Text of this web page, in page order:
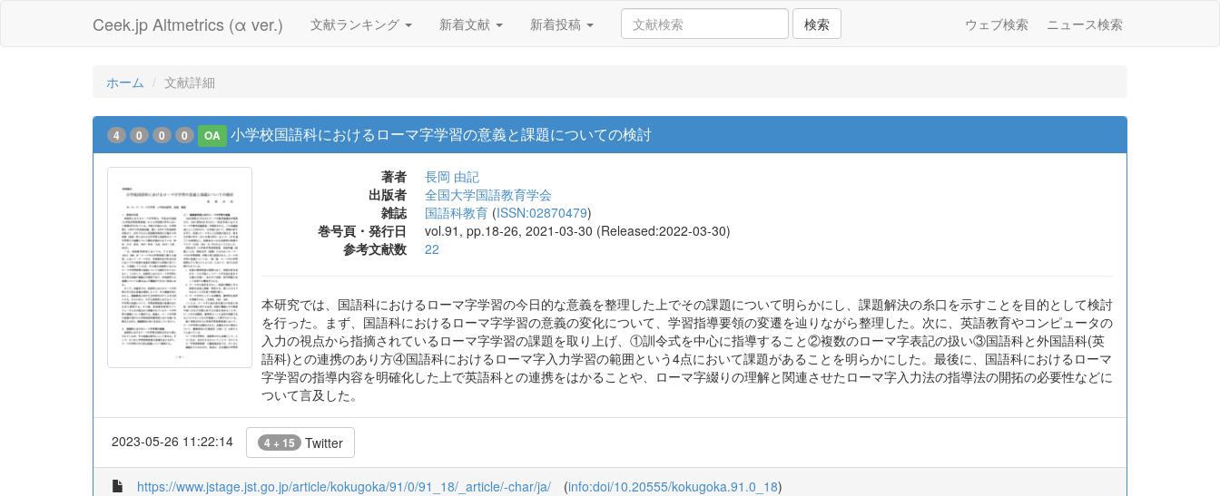
Ceek.jp Altmetrics (α ver.) 文献ランキング 新着文献 新着投稿 検索 ウェブ検索 ニュース検索
ホーム 文献詳細
4 0 0 0 OA 小学校国語科におけるローマ字学習の意義と課題についての検討
著者
長岡 由記
出版者
全国大学国語教育学会
雑誌
国語科教育 (ISSN:02870479)
巻号頁・発行日
vol.91, pp.18-26, 2021-03-30 (Released:2022-03-30)
参考文献数
22
本研究では、国語科におけるローマ字学習の今日的な意義を整理した上でその課題について明らかにし、課題解決の糸口を示すことを目的として検討
を行った。まず、国語科におけるローマ字学習の意義の変化について、学習指導要領の変遷を辿りながら整理した。次に、英語教育やコンピュータの
入力の視点から指摘されているローマ字学習の課題を取り上げ、①訓令式を中心に指導すること②複数のローマ字表記の扱い③国語科と外国語科(英
語科)との連携のあり方④国語科におけるローマ字入力学習の範囲という4点において課題があることを明らかにした。最後に、国語科におけるローマ
字学習の指導内容を明確化した上で英語科との連携をはかることや、ローマ字綴りの理解と関連させたローマ字入力法の指導法の開拓の必要性などに
ついて言及した。
2023-05-26 11:22:14 4 + 15 Twitter
https://www.jstage.jst.go.jp/article/kokugoka/91/0/91_18/_article/-char/ja/ (info:doi/10.20555/kokugoka.91.0_18)